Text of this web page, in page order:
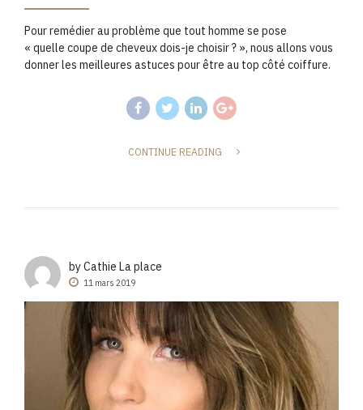
Pour remédier au problème que tout homme se pose
« quelle coupe de cheveux dois-je choisir ? », nous allons vous
donner les meilleures astuces pour être au top côté coiffure.
CONTINUE READING
by Cathie La place
11 mars 2019